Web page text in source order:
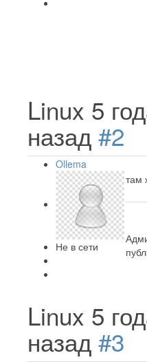
Linux 5
назад #2
Ollema
Не в сети
там
Linux 5
назад #3